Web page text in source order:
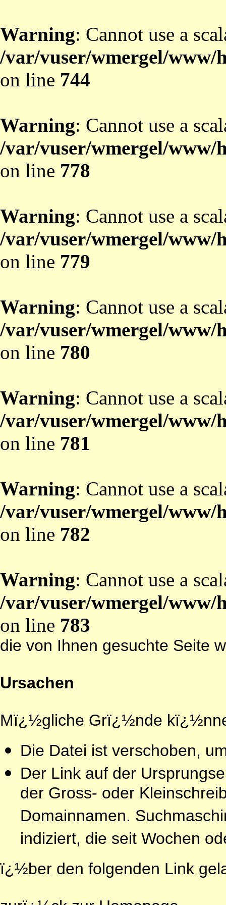
Warning: Cannot use a
/var/vuser/wmergel/
on line 744
Warning: Cannot use a
/var/vuser/wmergel/
on line 778
Warning: Cannot use a
/var/vuser/wmergel/
on line 779
Warning: Cannot use a
/var/vuser/wmergel/
on line 780
Warning: Cannot use a
/var/vuser/wmergel/
on line 781
Warning: Cannot use a
/var/vuser/wmergel/
on line 782
Warning: Cannot use a
/var/vuser/wmergel/
on line 783
die von Ihnen gesuchte Seite
Ursachen
Mï¿½gliche Grï¿½nde
Die Datei ist verschoben,
Der Link auf der
der Gross- oder
Domainnamen.
indiziert, die seit Wochen
ï¿½ber den folgenden Link